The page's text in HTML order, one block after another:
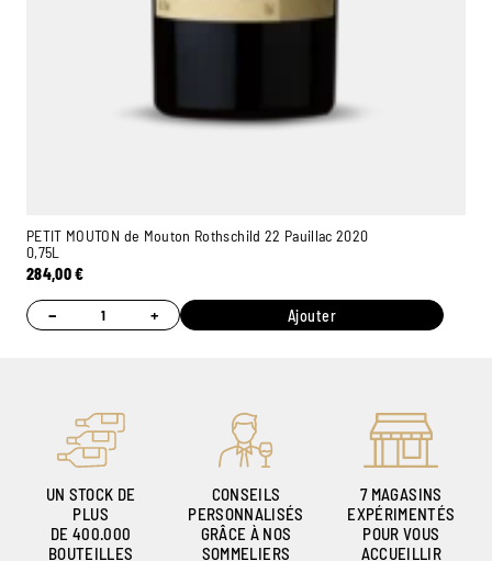
PETIT MOUTON de Mouton Rothschild 22 Pauillac 2020
0,75L
284,00€
− + Ajouter
UN STOCK DE
PLUS
DE 400.000
BOUTEILLES
CONSEILS
PERSONNALISÉS
GRÂCE À NOS
SOMMELIERS
7 MAGASINS
EXPÉRIMENTÉS
POUR VOUS
ACCUEILLIR